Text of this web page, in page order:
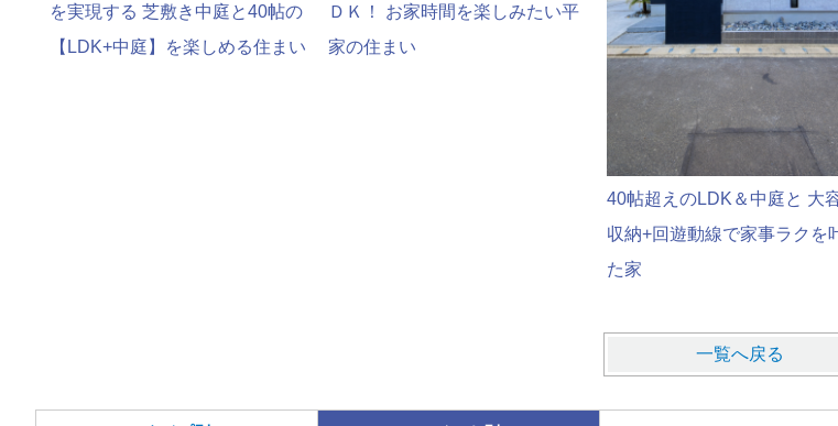
を実現する 芝敷き中庭と40帖の
【LDK+中庭】を楽しめる住まい
ＤＫ！ お家時間を楽しみたい平
家の住まい
40帖超えのLDK＆中庭と 大
収納+回遊動線で家事ラクを
た家
一覧へ戻る